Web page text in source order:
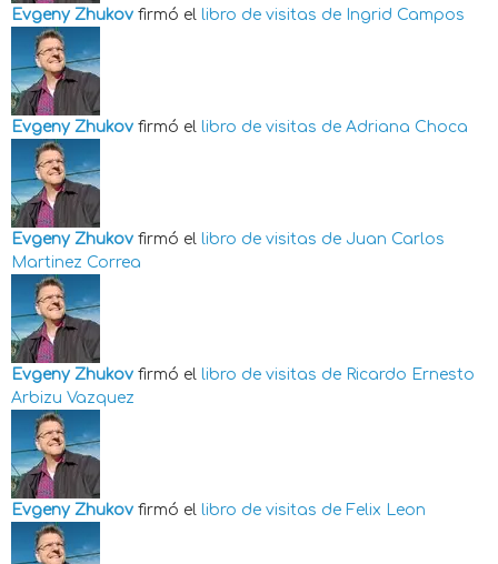
Evgeny Zhukov firmó el libro de visitas de Ingrid Campos
Evgeny Zhukov firmó el libro de visitas de Adriana Choca
Evgeny Zhukov firmó el libro de visitas de Juan Carlos
Martinez Correa
Evgeny Zhukov firmó el libro de visitas de Ricardo Ernesto
Arbizu Vazquez
Evgeny Zhukov firmó el libro de visitas de Felix Leon